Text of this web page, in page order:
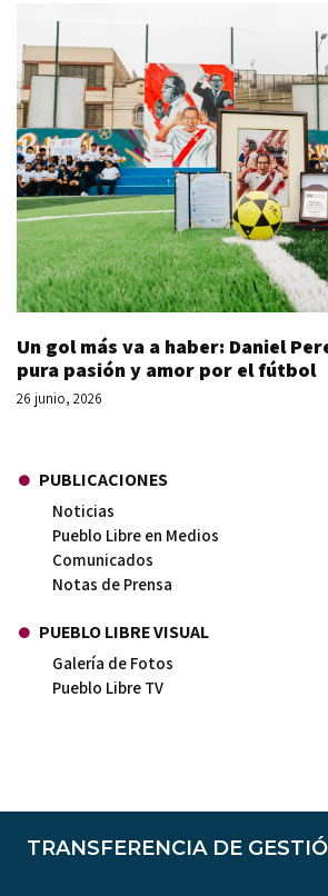
Un gol más va a haber: Daniel
pura pasión y amor por el fútbol
26 junio, 2026
PUBLICACIONES
Noticias
Pueblo Libre en Medios
Comunicados
Notas de Prensa
PUEBLO LIBRE VISUAL
Galería de Fotos
Pueblo Libre TV
TRANSFERENCIA DE